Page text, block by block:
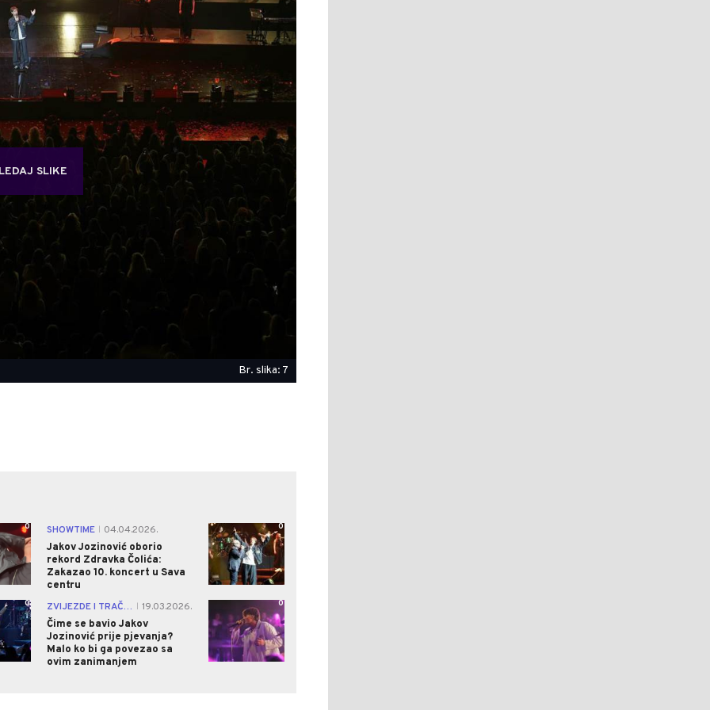
SLIKE
Br. slika: 7
0 SHOWTIME
04.04.2026.
Jakov Jozinović oborio
rekord Zdravka Čolića:
Zakazao 10. koncert u Sava
centru
0
0 ZVIJEZDE I TRAČEVI
19.03.2026.
Čime se bavio Jakov
Jozinović prije pjevanja?
Malo ko bi ga povezao sa
ovim zanimanjem
0